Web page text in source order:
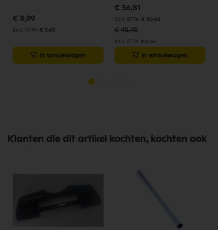
€ 8,99
€ 7,43
In winkelwagen
Speciale
prijs
€ 36,81
€ 30,42
€ 45,45
€ 37,56
In winkelwagen
Klanten die dit artikel kochten, kochten ook